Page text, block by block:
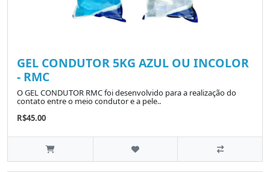
GEL CONDUTOR 5KG AZUL OU INCOLOR
- RMC
O GEL CONDUTOR RMC foi desenvolvido para a realização do
contato entre o meio condutor e a pele..
R$45.00